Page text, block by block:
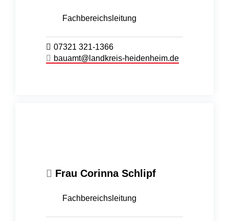
Fachbereichsleitung
07321 321-1366
bauamt@landkreis-heidenheim.de
Frau Corinna Schlipf
Fachbereichsleitung